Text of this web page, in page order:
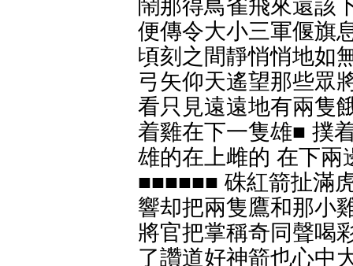
鬧那得鳥雀飛來還該
便傳令大小三軍偃旗
頃刻之間靜悄悄地如
弓矢仰天遙望那些眾
看只見遠遠地有兩隻
着雞在下一隻雄■ 撲
雄的在上雌的 在下兩
■■■■■■ 硃紅箭扯滿
響却把兩隻鷹和那小
將官把掌稱奇同聲喝
了讚道好神箭也心中